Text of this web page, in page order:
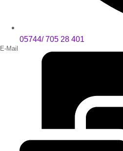
05744/ 705 28 401
E-Mail